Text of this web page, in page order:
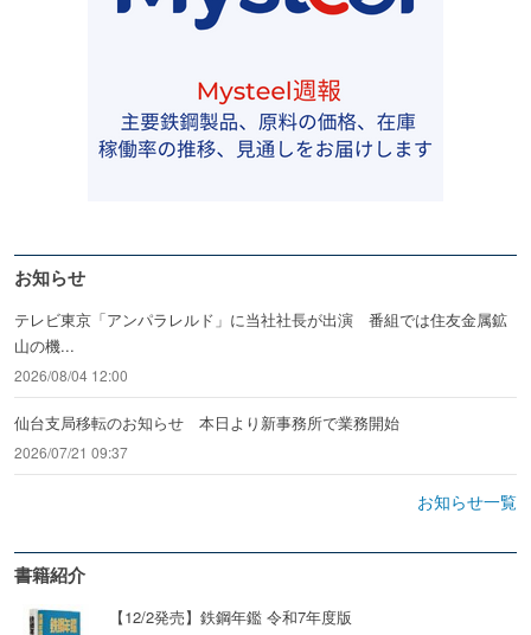
お知らせ
テレビ東京「アンパラレルド」に当社社長が出演 番組では住友金属鉱
山の機...
2026/08/04 12:00
仙台支局移転のお知らせ 本日より新事務所で業務開始
2026/07/21 09:37
お知らせ一覧
書籍紹介
【12/2発売】鉄鋼年鑑 令和7年度版